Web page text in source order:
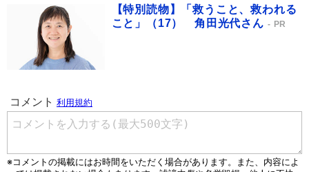
【特別読物】「救うこと、救われる
こと」（17） 角田光代さん
PR